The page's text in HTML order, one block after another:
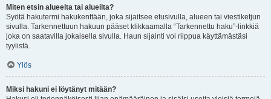
Miten etsin alueelta tai alueilta?
Syötä hakutermi hakukenttään, joka sijaitsee etusivulla, alueen tai viestiketjun
sivulla. Tarkennettuun hakuun pääset klikkaamalla “Tarkennettu haku”-linkkiä
joka on saatavilla jokaisella sivulla. Haun sijainti voi riippua käyttämästäsi
tyylistä.
Ylös
Miksi hakuni ei löytänyt mitään?